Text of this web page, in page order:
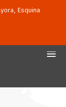
Esquina